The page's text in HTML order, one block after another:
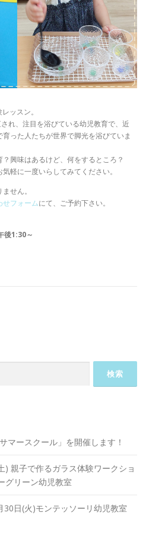
ッスン。
れ、注目を浴びている幼児教育で、近
った人たちが世界で脚光を浴びていま
興味はあるけど、何をするところ？
軽に一度いらしてみてください。
せん。
せフォームにて、ご予約下さい。
後1:30～
マースクール」を開催します！
) 親子で作るガラス体験ワークショ
グリーン幼児教室
30日(火)モンテッソーリ幼児教室